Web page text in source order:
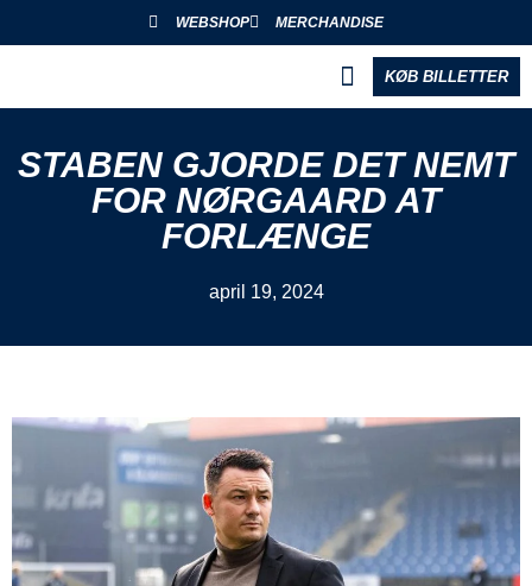
WEBSHOP MERCHANDISE
KØB BILLETTER
STABEN GJORDE DET NEMT
FOR NØRGAARD AT
FORLÆNGE
april 19, 2024